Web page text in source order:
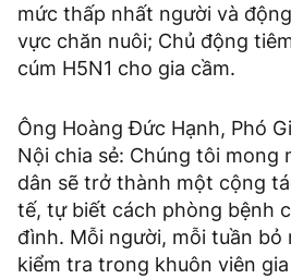
mức thấp nhất người và
vực chăn nuôi; Chủ động
cúm H5N1 cho gia cầm.
Ông Hoàng Ðức Hạnh, Phó
Nội chia sẻ: Chúng tôi mong
dân sẽ trở thành một cộng
tế, tự biết cách phòng bệnh
đình. Mỗi người, mỗi tuần bỏ
kiểm tra trong khuôn viên